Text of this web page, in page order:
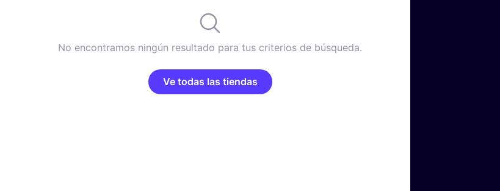
No encontramos ningún resultado para tus criterios de búsqueda.
Ve todas las tiendas